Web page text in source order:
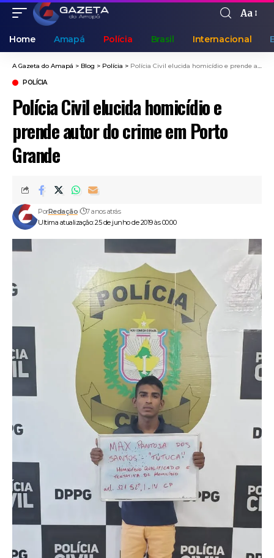
Aa
Home Amapá Polícia Brasil Internacional
A Gazeta do Amapá > Blog > Polícia > Polícia Civil elucida homicídio e prende autor do crime em Porto Grande
POLÍCIA
Polícia Civil elucida homicídio e
prende autor do crime em Porto
Grande
Ultima atualização: 25 de junho de 2019 às 00:00
PorRedação 7 anos atrás